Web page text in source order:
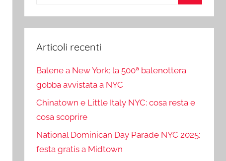
Articoli recenti
Balene a New York: la 500ª balenottera
gobba avvistata a NYC
Chinatown e Little Italy NYC: cosa resta e
cosa scoprire
National Dominican Day Parade NYC 2025:
festa gratis a Midtown